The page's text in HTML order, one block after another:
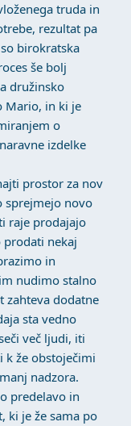
truda in
rezultat pa
birokratska
še bolj
družinsko
Mario, in ki je
o
izdelke
prostor za nov
sprejmejo novo
raje prodajajo
prodati nekaj
in
nudimo stalno
zahteva dodatne
sta vedno
več ljudi, iti
k že obstoječimi
nadzora.
predelavo in
ki je že sama po